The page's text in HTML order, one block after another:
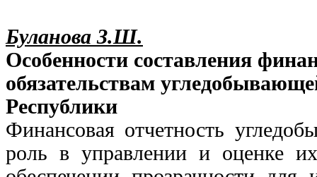
Буланова З.Ш.
Особенности составления
обязательствам
Республики
Финансовая отчетность
роль в управлении и оценке